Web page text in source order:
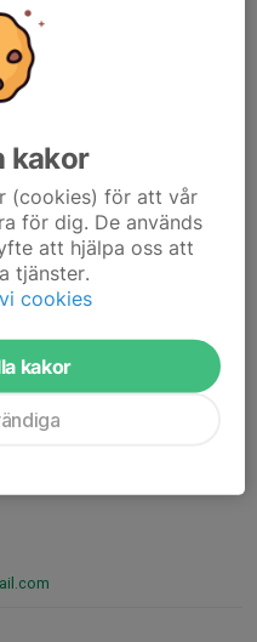
kakor
(cookies) för att vår
för dig. De används
att hjälpa oss att
tjänster.
cookies
kakor